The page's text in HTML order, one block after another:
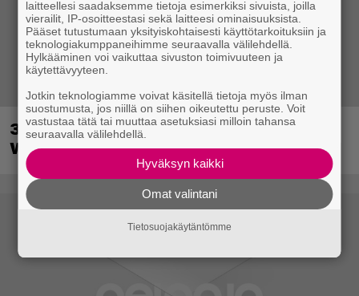
30-vuotias Quake sai uuden episodin
Wolfenstein-kehittäjiltä
laitteellesi saadaksemme tietoja esimerkiksi sivuista, joilla
vierailit, IP-osoitteestasi sekä laitteesi ominaisuuksista.
Pääset tutustumaan yksityiskohtaisesti käyttötarkoituksiin ja
teknologiakumppaneihimme seuraavalla välilehdellä.
Hylkääminen voi vaikuttaa sivuston toimivuuteen ja
käytettävyyteen.
Jotkin teknologiamme voivat käsitellä tietoja myös ilman
suostumusta, jos niillä on siihen oikeutettu peruste. Voit
vastustaa tätä tai muuttaa asetuksiasi milloin tahansa
seuraavalla välilehdellä.
Hyväksyn kaikki
Omat valintani
Tietosuojakäytäntömme